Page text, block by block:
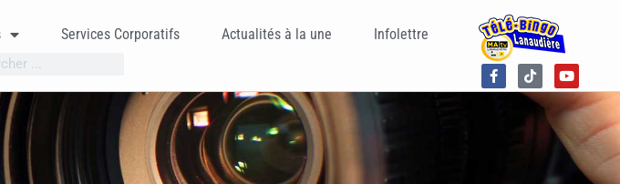
Services Corporatifs Actualités à la une Infolettre